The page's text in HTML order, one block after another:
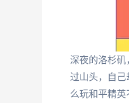
深夜的洛杉
过山头，自
么玩和平精